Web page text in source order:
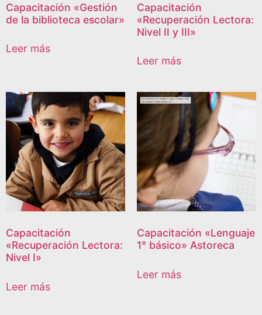
Capacitación «Gestión
de la biblioteca escolar»
Leer más
Capacitación
«Recuperación Lectora:
Nivel II y III»
Leer más
Capacitación
«Recuperación Lectora:
Nivel I»
Leer más
Capacitación «Lenguaje
1° básico» Astoreca
Leer más